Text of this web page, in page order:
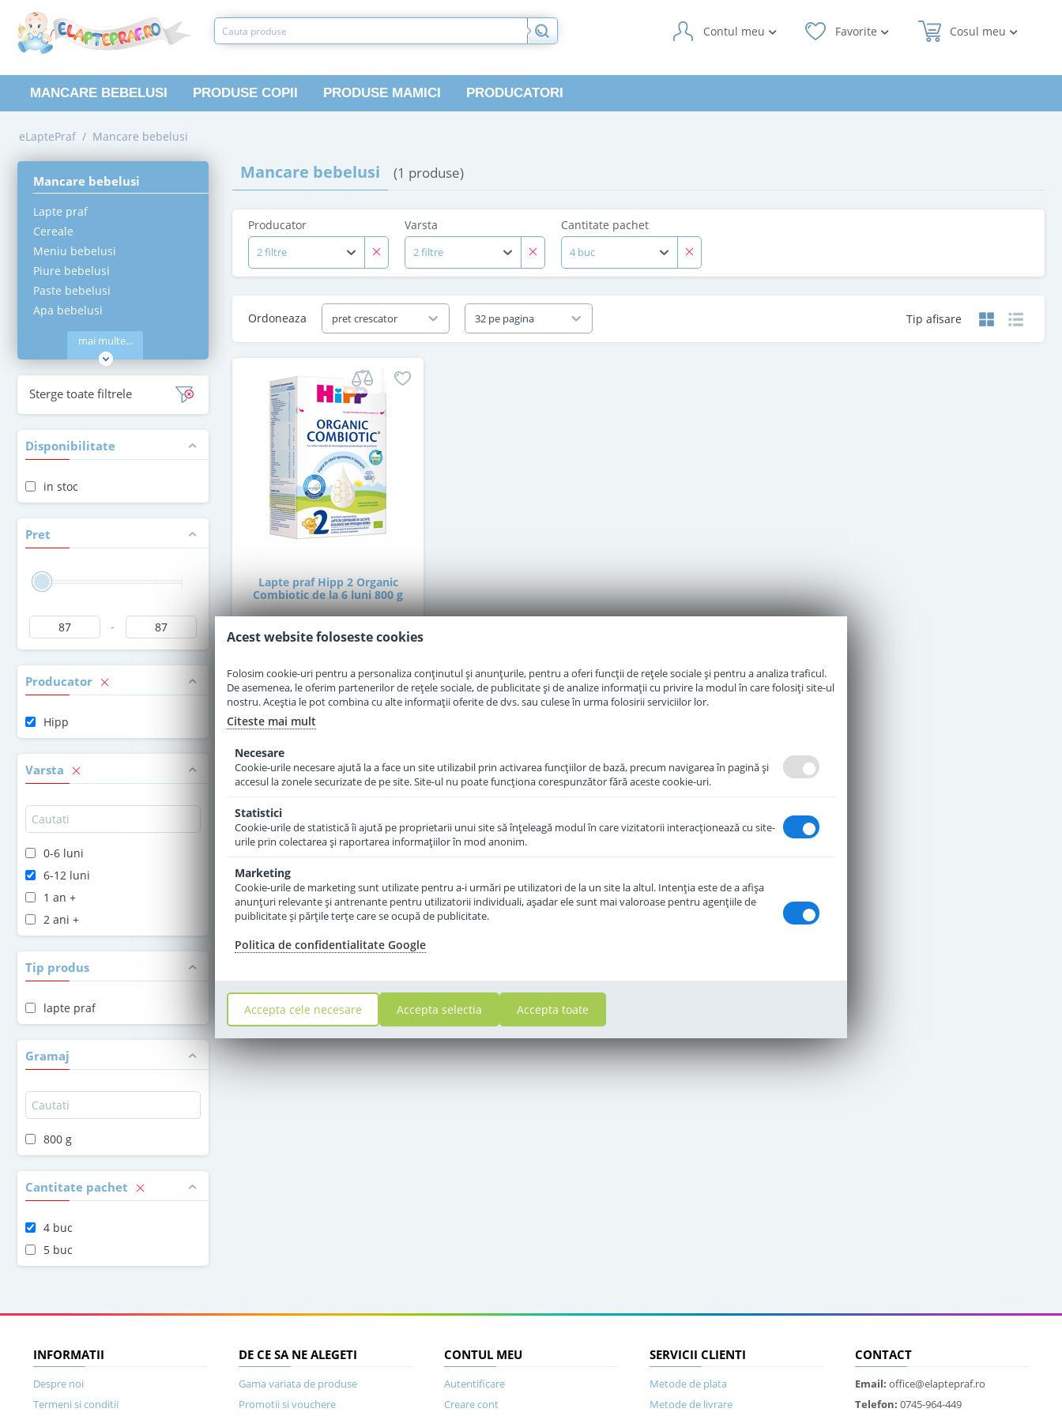
Cosul meu
Favorite
Contul meu
MANCARE BEBELUSI PRODUSE COPII PRODUSE MAMICI PRODUCATORI
eLaptePraf / Mancare bebelusi
Mancare bebelusi
Lapte praf
Cereale
Meniu bebelusi
Piure bebelusi
Paste bebelusi
Apa bebelusi
mai multe...
Sterge toate filtrele
Disponibilitate
in stoc
Pret
-
Producator
Hipp
Varsta
0-6 luni
6-12 luni
1 an +
2 ani +
Tip produs
lapte praf
Gramaj
800 g
Cantitate pachet
4 buc
5 buc
Mancare bebelusi (1 produse)
Producator
2 filtre
Varsta
2 filtre
Cantitate pachet
4 buc
Tip afisare
Ordoneaza pret crescator 32 pe pagina
Lapte praf Hipp 2 Organic
Combiotic de la 6 luni 800 g
in stoc
87,00 Lei
INFORMATII
Despre noi
Termeni si conditii
DE CE SA NE ALEGETI
Gama variata de produse
Promotii si vouchere
CONTUL MEU
Autentificare
Creare cont
SERVICII CLIENTI
Metode de plata
Metode de livrare
CONTACT
Email: office@elaptepraf.ro
Telefon: 0745-964-449
Acest website foloseste cookies
Folosim cookie-uri pentru a personaliza conținutul și anunțurile, pentru a oferi funcții de rețele sociale și pentru a analiza traficul.
De asemenea, le oferim partenerilor de rețele sociale, de publicitate și de analize informații cu privire la modul în care folosiți site-ul
nostru. Aceștia le pot combina cu alte informații oferite de dvs. sau culese în urma folosirii serviciilor lor.
Citeste mai mult
Necesare
Cookie-urile necesare ajută la a face un site utilizabil prin activarea funcţiilor de bază, precum navigarea în pagină şi
accesul la zonele securizate de pe site. Site-ul nu poate funcţiona corespunzător fără aceste cookie-uri.
Statistici
Cookie-urile de statistică îi ajută pe proprietarii unui site să înţeleagă modul în care vizitatorii interacţionează cu site-
urile prin colectarea şi raportarea informaţiilor în mod anonim.
Marketing
Cookie-urile de marketing sunt utilizate pentru a-i urmări pe utilizatori de la un site la altul. Intenţia este de a afişa
anunţuri relevante şi antrenante pentru utilizatorii individuali, aşadar ele sunt mai valoroase pentru agenţiile de
puiblicitate şi părţile terţe care se ocupă de publicitate.
Politica de confidentialitate Google
Accepta cele necesare Accepta selectia Accepta toate